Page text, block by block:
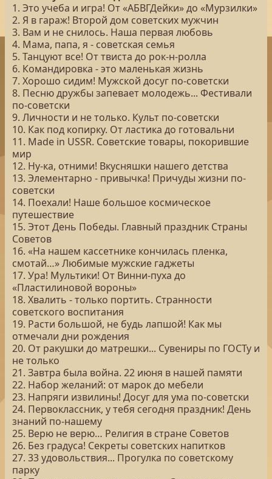
1. Это учеба и игра! От «АБВГДейки» до «Мурзилки»
2. Я в гараж! Второй дом советских мужчин
3. Вам и не снилось. Наша первая любовь
4. Мама, папа, я - советская семья
5. Танцуют все! От твиста до рок-н-ролла
6. Командировка - это маленькая жизнь
7. Хорошо сидим! Мужской досуг по-советски
8. Песню дружбы запевает молодежь... Фестивали
по-советски
9. Личности и не только. Культ по-советски
10. Как под копирку. От ластика до готовальни
11. Made in USSR. Советские товары, покорившие
мир
12. Ну-ка, отними! Вкусняшки нашего детства
13. Элементарно - привычка! Причуды жизни по-
советски
14. Поехали! Наше большое космическое
путешествие
15. Этот День Победы. Главный праздник Страны
Советов
16. «На нашем кассетнике кончилась пленка,
смотай…» Любимые мужские гаджеты
17. Ура! Мультики! От Винни-пуха до
«Пластилиновой вороны»
18. Хвалить - только портить. Странности
советского воспитания
19. Расти большой, не будь лапшой! Как мы
отмечали дни рождения
20. От ракушки до матрешки... Сувениры по ГОСТу и
не только
21. Завтра была война. 22 июня в нашей памяти
22. Набор желаний: от марок до мебели
23. Напряги извилины! Досуг для ума по-советски
24. Первоклассник, у тебя сегодня праздник! День
знаний по-нашему
25. Верю не верю… Религия в стране Советов
26. Без градуса! Секреты советских напитков
27. 33 удовольствия... Прогулка по советскому
парку